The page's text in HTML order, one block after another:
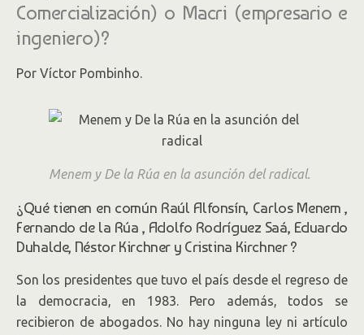
Comercialización) o Macri (empresario e
ingeniero)?
Por Víctor Pombinho.
Menem y De la Rúa en la asunción del radical.
¿Qué tienen en común Raúl Alfonsín, Carlos Menem ,
Fernando de la Rúa , Adolfo Rodríguez Saá, Eduardo
Duhalde, Néstor Kirchner y Cristina Kirchner ?
Son los presidentes que tuvo el país desde el regreso de
la democracia, en 1983. Pero además, todos se
recibieron de abogados. No hay ninguna ley ni artículo